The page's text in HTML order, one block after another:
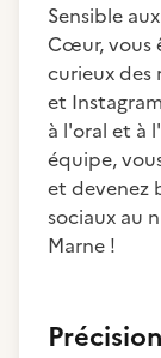
Sensible
Cœur, vous
curieux des
et
à l'oral et à
équipe,
et devenez
sociaux au
Marne !